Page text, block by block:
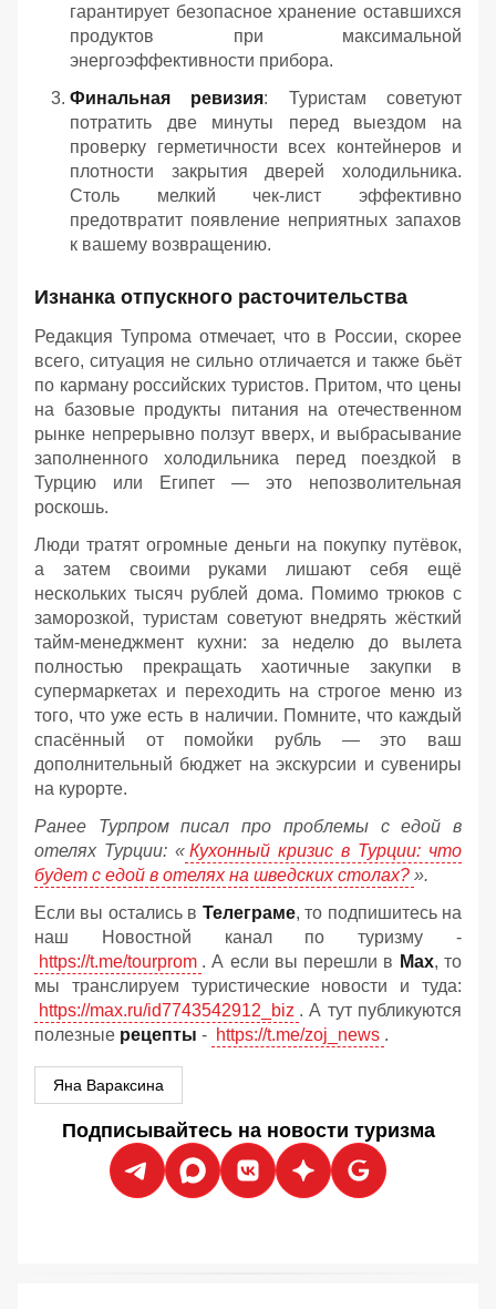
гарантирует безопасное хранение оставшихся
продуктов при максимальной
энергоэффективности прибора.
Финальная ревизия: Туристам советуют
потратить две минуты перед выездом на
проверку герметичности всех контейнеров и
плотности закрытия дверей холодильника.
Столь мелкий чек-лист эффективно
предотвратит появление неприятных запахов
к вашему возвращению.
Изнанка отпускного расточительства
Редакция Тупрома отмечает, что в России, скорее
всего, ситуация не сильно отличается и также бьёт
по карману российских туристов. Притом, что цены
на базовые продукты питания на отечественном
рынке непрерывно ползут вверх, и выбрасывание
заполненного холодильника перед поездкой в
Турцию или Египет — это непозволительная
роскошь.
Люди тратят огромные деньги на покупку путёвок,
а затем своими руками лишают себя ещё
нескольких тысяч рублей дома. Помимо трюков с
заморозкой, туристам советуют внедрять жёсткий
тайм-менеджмент кухни: за неделю до вылета
полностью прекращать хаотичные закупки в
супермаркетах и переходить на строгое меню из
того, что уже есть в наличии. Помните, что каждый
спасённый от помойки рубль — это ваш
дополнительный бюджет на экскурсии и сувениры
на курорте.
Ранее Турпром писал про проблемы с едой в
отелях Турции: « Кухонный кризис в Турции: что
будет с едой в отелях на шведских столах? ».
Если вы остались в Телеграме, то подпишитесь на
наш Новостной канал по туризму -
https://t.me/tourprom . А если вы перешли в Мах, то
мы транслируем туристические новости и туда:
https://max.ru/id7743542912_biz . А тут публикуются
полезные рецепты - https://t.me/zoj_news .
Яна Вараксина
Подписывайтесь на новости туризма